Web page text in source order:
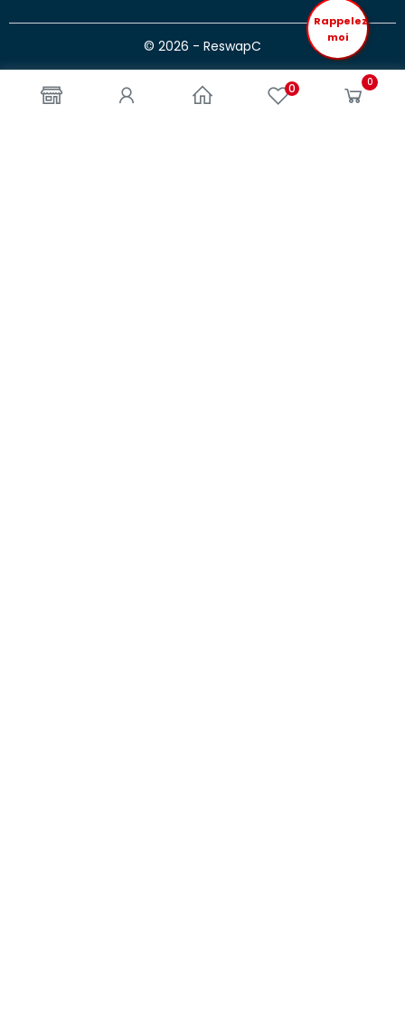
0 0
© 2026 - ReswapC
Rappelez
moi